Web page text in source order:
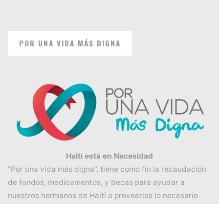
POR UNA VIDA MÁS DIGNA
Haití está en Necesidad
“Por una vida más digna”, tiene como fin la recaudación
de fondos, medicamentos, y becas para ayudar a
nuestros hermanos de Haití a proveerles lo necesario